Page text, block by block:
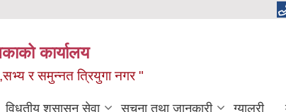
कार्यालय
र समुन्नत त्रियुगा नगर "
विधुतीय शुसासन सेवा सूचना तथा जानकारी ग्यालरी